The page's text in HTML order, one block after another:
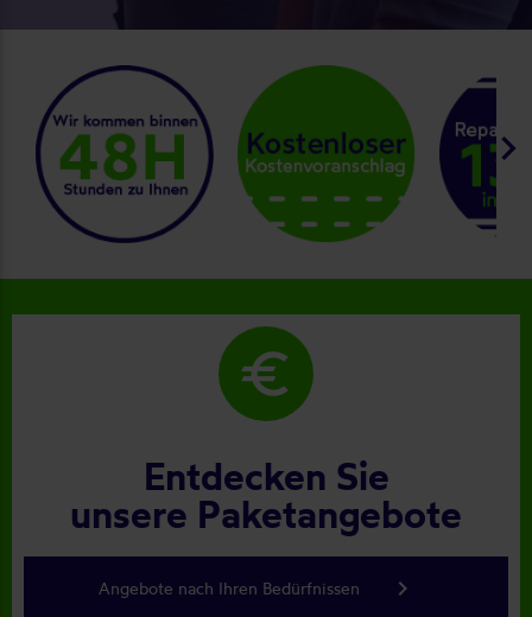
keyboard_arrow_right
euro
Entdecken Sie
unsere Paketangebote
Angebote nach Ihren Bedürfnissen keyboard_arrow_right